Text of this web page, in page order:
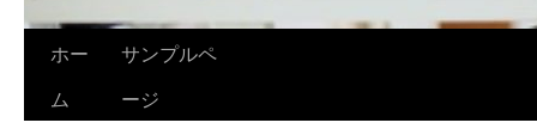
ホー
ム
サンプルペ
ージ